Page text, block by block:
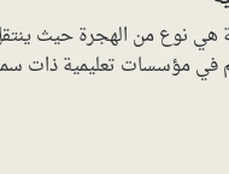
هي نوع من الهجرة حيث
في مؤسسات تعليمية ذات